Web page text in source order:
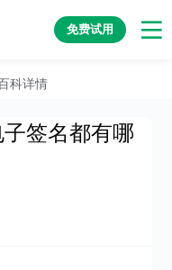
免费试用
科详情
签名都有哪